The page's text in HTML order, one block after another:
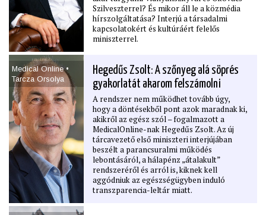
Szilveszterrel? És mikor áll le a közmédia
hírszolgáltatása? Interjú a társadalmi
kapcsolatokért és kultúráért felelős
miniszterrel.
Medical Online •
Tarcza Orsolya
Hegedűs Zsolt: A szőnyeg alá söprés
gyakorlatát akarom felszámolni
A rendszer nem működhet tovább úgy,
hogy a döntésekből pont azok maradnak ki,
akikről az egész szól – fogalmazott a
MedicalOnline-nak Hegedűs Zsolt. Az új
tárcavezető első miniszteri interjújában
beszélt a parancsuralmi működés
lebontásáról, a hálapénz „átalakult”
rendszeréről és arról is, kiknek kell
aggódniuk az egészségügyben induló
transzparencia-leltár miatt.